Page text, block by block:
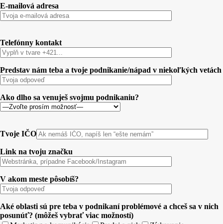
E-mailová adresa
Telefónny kontakt
Predstav nám teba a tvoje podnikanie/nápad v niekoľkých vetách
Ako dlho sa venuješ svojmu podnikaniu?
Tvoje IČO
Link na tvoju značku
V akom meste pôsobíš?
Aké oblasti sú pre teba v podnikaní problémové a chceš sa v nich
posunúť? (môžeš vybrať viac možností)